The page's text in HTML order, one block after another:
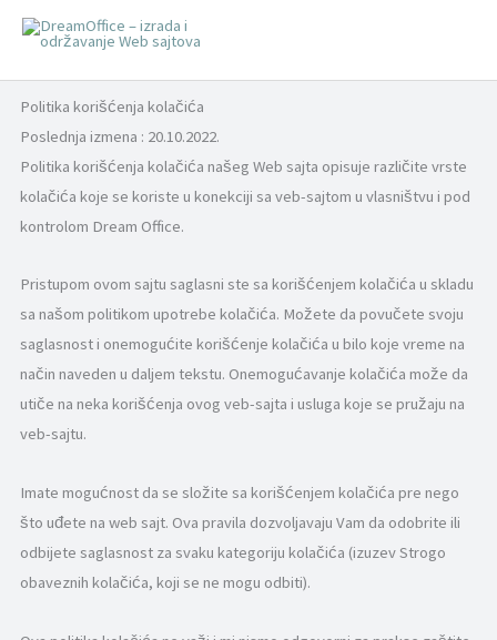
Пређи
Politika korišćenja kolačića
Poslednja izmena : 20.10.2022.
Politika korišćenja kolačića našeg Web sajta opisuje različite vrste
kolačića koje se koriste u konekciji sa veb-sajtom u vlasništvu i pod
kontrolom Dream Office.
Pristupom ovom sajtu saglasni ste sa korišćenjem kolačića u skladu
sa našom politikom upotrebe kolačića. Možete da povučete svoju
saglasnost i onemogućite korišćenje kolačića u bilo koje vreme na
način naveden u daljem tekstu. Onemogućavanje kolačića može da
utiče na neka korišćenja ovog veb-sajta i usluga koje se pružaju na
veb-sajtu.
Imate mogućnost da se složite sa korišćenjem kolačića pre nego
što uđete na web sajt. Ova pravila dozvoljavaju Vam da odobrite ili
odbijete saglasnost za svaku kategoriju kolačića (izuzev Strogo
obaveznih kolačića, koji se ne mogu odbiti).